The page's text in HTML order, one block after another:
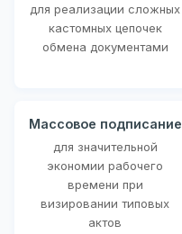
для реализации сложных
кастомных цепочек
обмена документами
Массовое подписание
для значительной
экономии рабочего
времени при
визировании типовых
актов